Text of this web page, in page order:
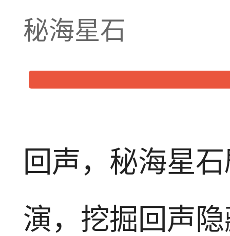
秘海星石
回声，秘海星
演，挖掘回声